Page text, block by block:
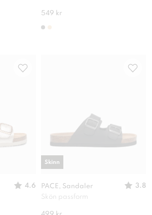
549 kr
4.6
PACE, Sandaler
3.8
Skön passform
Skinn